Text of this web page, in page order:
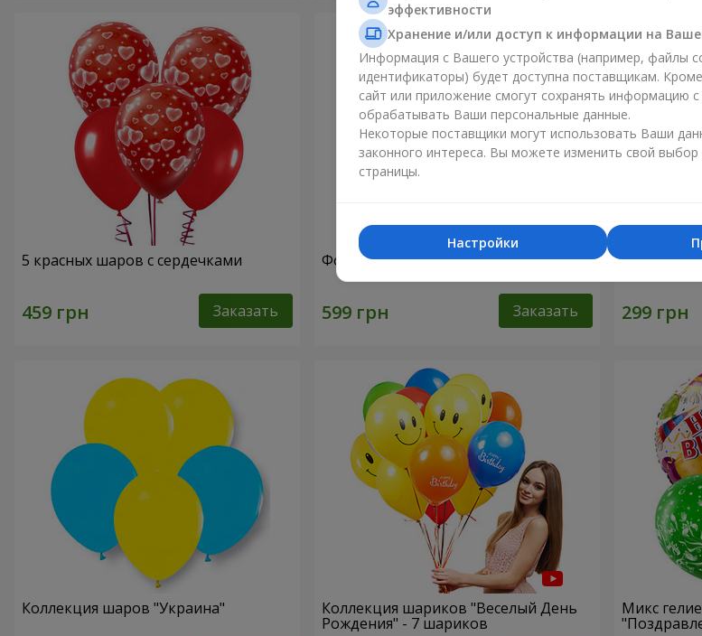
5 красных шаров с сердечками
Заказать
Фонтан шаров "Шарм"
Заказать
Шарик "Я
Коллекция шаров "Украина" Коллекция шариков "Веселый День
Рождения" - 7 шариков
Микс
эффективности
Хранение и/или доступ к информации на
Информация с Вашего устройства (например, файлы
идентификаторы) будет доступна поставщикам.
сайт или приложение смогут сохранять информацию
обрабатывать Ваши персональные данные.
Некоторые поставщики могут использовать Ваши
законного интереса. Вы можете изменить свой выбор
страницы.
Настройки